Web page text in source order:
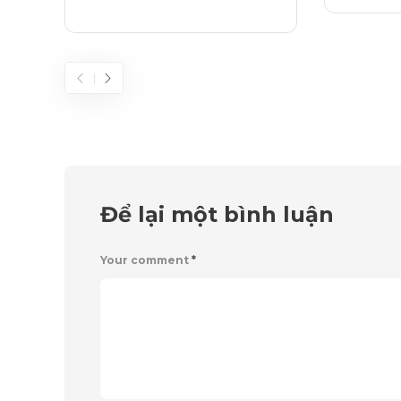
Để lại một bình luận
Your comment *